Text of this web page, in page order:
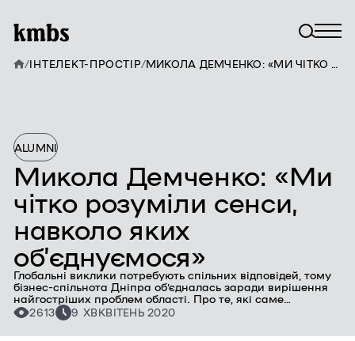
ALUMNI
Микола Демченко: «Ми
чітко розуміли сенси,
навколо яких
об’єднуємося»
Глобальні виклики потребують спільних відповідей, тому
бізнес-спільнота Дніпра об’єдналась заради вирішення
найгостріших проблем області. Про те, які саме
ініціативи вона реалізує, розповів Микола Демченко,
засновник юридичної компанії «Правое дело» та
випускник Presidents’ MBA kmbs, у межах проєкту kmbs
2613 9 ХВКВІТЕНЬ 2020
/ІНТЕЛЕКТ-ПРОСТІР/ МИКОЛА ДЕМЧЕНКО: «МИ ЧІТКО РОЗУМІЛИ СЕНСИ, НАВКОЛО ЯКИХ ОБ’ЄДНУЄМОСЯ»